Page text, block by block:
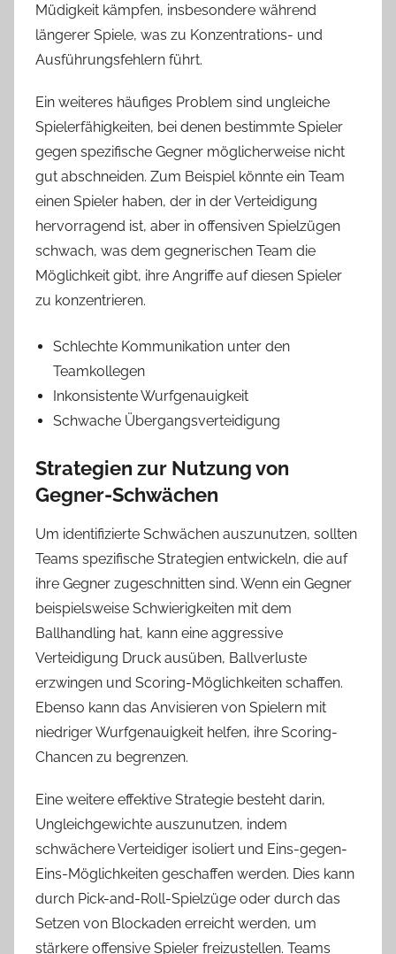
Müdigkeit kämpfen, insbesondere während
längerer Spiele, was zu Konzentrations- und
Ausführungsfehlern führt.
Ein weiteres häufiges Problem sind ungleiche
Spielerfähigkeiten, bei denen bestimmte Spieler
gegen spezifische Gegner möglicherweise nicht
gut abschneiden. Zum Beispiel könnte ein Team
einen Spieler haben, der in der Verteidigung
hervorragend ist, aber in offensiven Spielzügen
schwach, was dem gegnerischen Team die
Möglichkeit gibt, ihre Angriffe auf diesen Spieler
zu konzentrieren.
Schlechte Kommunikation unter den
Teamkollegen
Inkonsistente Wurfgenauigkeit
Schwache Übergangsverteidigung
Strategien zur Nutzung von
Gegner-Schwächen
Um identifizierte Schwächen auszunutzen, sollten
Teams spezifische Strategien entwickeln, die auf
ihre Gegner zugeschnitten sind. Wenn ein Gegner
beispielsweise Schwierigkeiten mit dem
Ballhandling hat, kann eine aggressive
Verteidigung Druck ausüben, Ballverluste
erzwingen und Scoring-Möglichkeiten schaffen.
Ebenso kann das Anvisieren von Spielern mit
niedriger Wurfgenauigkeit helfen, ihre Scoring-
Chancen zu begrenzen.
Eine weitere effektive Strategie besteht darin,
Ungleichgewichte auszunutzen, indem
schwächere Verteidiger isoliert und Eins-gegen-
Eins-Möglichkeiten geschaffen werden. Dies kann
durch Pick-and-Roll-Spielzüge oder durch das
Setzen von Blockaden erreicht werden, um
stärkere offensive Spieler freizustellen. Teams